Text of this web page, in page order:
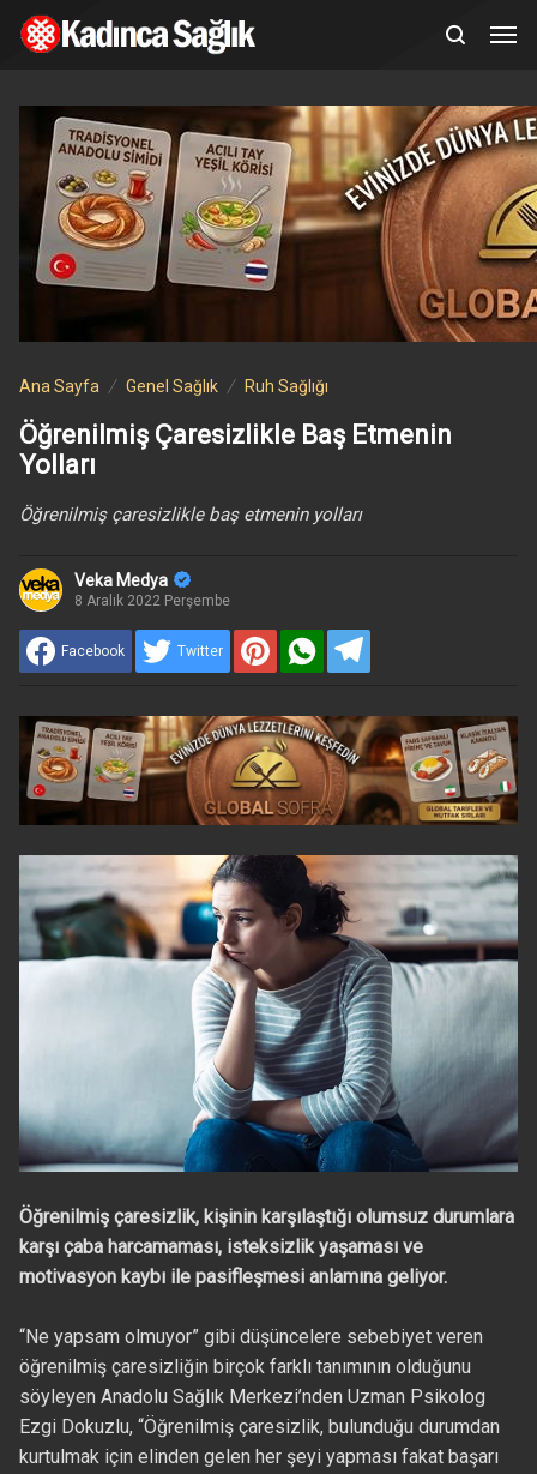
Ana Sayfa Genel Sağlık Ruh Sağlığı
Öğrenilmiş Çaresizlikle Baş Etmenin
Yolları
Öğrenilmiş çaresizlikle baş etmenin yolları
Veka Medya
8 Aralık 2022 Perşembe
Facebook Twitter
Öğrenilmiş çaresizlik, kişinin karşılaştığı olumsuz durumlara
karşı çaba harcamaması, isteksizlik yaşaması ve
motivasyon kaybı ile pasifleşmesi anlamına geliyor.
“Ne yapsam olmuyor” gibi düşüncelere sebebiyet veren
öğrenilmiş çaresizliğin birçok farklı tanımının olduğunu
söyleyen Anadolu Sağlık Merkezi’nden Uzman Psikolog
Ezgi Dokuzlu, “Öğrenilmiş çaresizlik, bulunduğu durumdan
kurtulmak için elinden gelen her şeyi yapması fakat başarı